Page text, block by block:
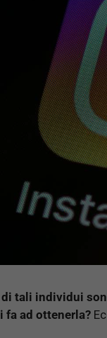
tali individui
fa ad ottenerla?